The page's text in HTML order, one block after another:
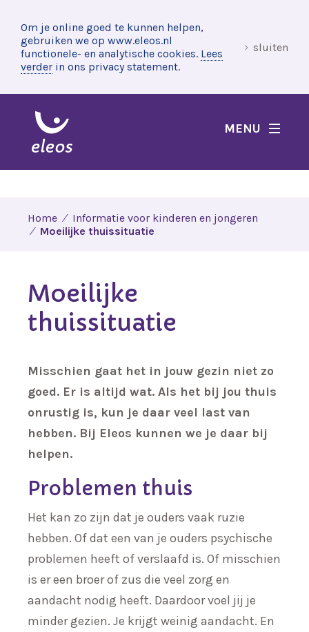
Om je online goed te kunnen helpen,
gebruiken we op www.eleos.nl
functionele- en analytische cookies. Lees
verder in ons privacy statement.
sluiten
MENU
Home
Informatie voor kinderen en jongeren
Moeilijke thuissituatie
Moeilijke
thuissituatie
Misschien gaat het in jouw gezin niet zo
goed. Er is altijd wat. Als het bij jou thuis
onrustig is, kun je daar veel last van
hebben. Bij Eleos kunnen we je daar bij
helpen.
Problemen thuis
Het kan zo zijn dat je ouders vaak ruzie
hebben. Of dat een van je ouders psychische
problemen heeft of verslaafd is. Of misschien
is er een broer of zus die veel zorg en
aandacht nodig heeft. Daardoor voel jij je
minder gezien. Je krijgt weinig aandacht. En